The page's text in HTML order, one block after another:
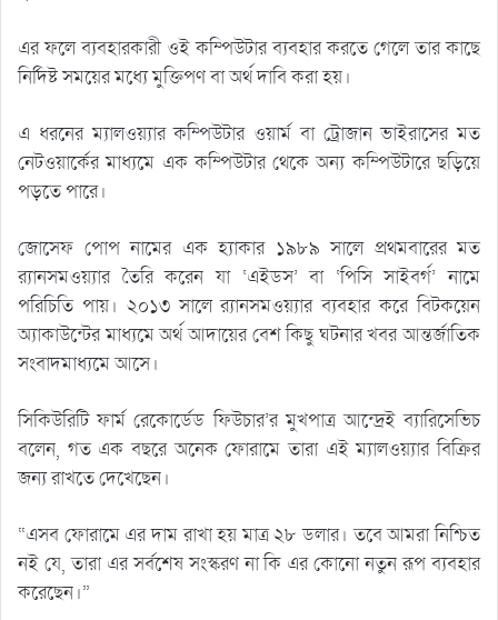
এর ফলে ব্যবহারকারী ওই কম্পিউটার ব্যবহার করতে গেলে তার কাছে
নির্দিষ্ট সময়ের মধ্যে মুক্তিপণ বা অর্থ দাবি করা হয়।
এ ধরনের ম্যালওয়্যার কম্পিউটার ওয়ার্ম বা ট্রোজান ভাইরাসের মত
নেটওয়ার্কের মাধ্যমে এক কম্পিউটার থেকে অন্য কম্পিউটারে ছড়িয়ে
পড়তে পারে।
জোসেফ পোপ নামের এক হ্যাকার ১৯৮৯ সালে প্রথমবারের মত
র‌্যানসমওয়্যার তৈরি করেন যা ‘এইডস’ বা ‘পিসি সাইবর্গ’ নামে
পরিচিতি পায়। ২০১৩ সালে র‌্যানসমওয়্যার ব্যবহার করে বিটকয়েন
অ্যাকাউন্টের মাধ্যমে অর্থ আদায়ের বেশ কিছু ঘটনার খবর আন্তর্জাতিক
সংবাদমাধ্যমে আসে।
সিকিউরিটি ফার্ম রেকোর্ডেড ফিউচার’র মুখপাত্র আন্দ্রেই ব্যারিসেভিচ
বলেন, গত এক বছরে অনেক ফোরামে তারা এই ম্যালওয়্যার বিক্রির
জন্য রাখতে দেখেছেন।
“এসব ফোরামে এর দাম রাখা হয় মাত্র ২৮ ডলার। তবে আমরা নিশ্চিত
নই যে, তারা এর সর্বশেষ সংস্করণ না কি এর কোনো নতুন রূপ ব্যবহার
করেছেন।”